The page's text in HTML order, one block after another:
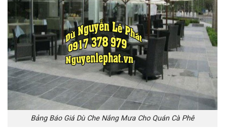
Bảng Báo Giá Dù Che Nắng Mưa Cho Quán Cà Phê